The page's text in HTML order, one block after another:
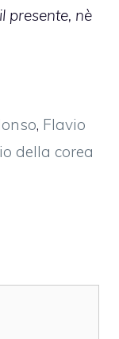
presente, nè
, Flavio
della corea